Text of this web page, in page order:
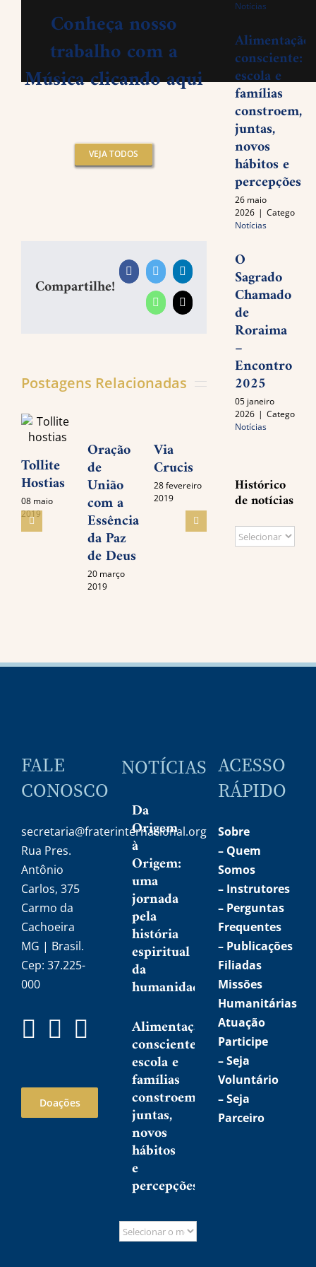
Conheça nosso
trabalho com a
Música clicando aqui
VEJA TODOS
Compartilhe! FacebookTwitterLinkedIn
WhatsApp
E-
mail
Postagens Relacionadas
Tollite
Hostias
08 maio
2019
Oração
de
União
com a
Essência
da Paz
de Deus
20 março
2019
Via
Crucis
28 fevereiro
2019
Círculo
das
28 fevereiro
2019
a
pela
Notícias
Alimentação
consciente:
escola e
famílias
constroem,
juntas,
novos
hábitos e
percepções
26 maio
2026 | Categories:
Notícias
O
Sagrado
Chamado
de
Roraima
–
Encontro
2025
05 janeiro
2026 | Categories:
Notícias
Histórico
de notícias
Histórico
FALE
CONOSCO
secretaria@fraterinternacional.org
Rua Pres.
Antônio
Carlos, 375
Carmo da
Cachoeira
MG | Brasil.
Cep: 37.225-
000
Doações
NOTÍCIAS
Da
Origem
à
Origem:
uma
jornada
pela
história
espiritual
da
humanidade
Alimentação
consciente:
escola e
famílias
constroem,
juntas,
novos
hábitos
e
percepções
ACESSO
RÁPIDO
Sobre
– Quem
Somos
– Instrutores
– Perguntas
Frequentes
– Publicações
Filiadas
Missões
Humanitárias
Atuação
Participe
–Seja
Voluntário
–Seja
Parceiro